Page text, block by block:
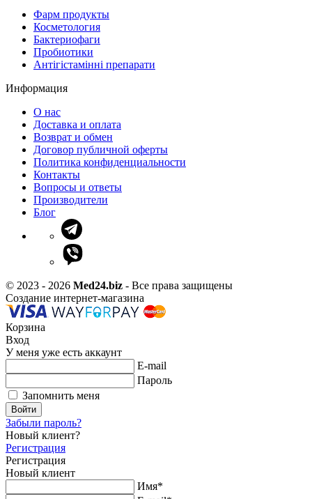
Фарм продукты
Косметология
Бактериофаги
Пробиотики
Антігістамінні препарати
Информация
О нас
Доставка и оплата
Возврат и обмен
Договор публичной оферты
Политика конфиденциальности
Контакты
Вопросы и ответы
Производители
Блог
© 2023 - 2026 Med24.biz - Все права защищены
Создание интернет-магазина
Корзина
Вход
У меня уже есть аккаунт
E-mail
Пароль
Запомнить меня
Войти
Забыли пароль?
Новый клиент?
Регистрация
Регистрация
Новый клиент
Имя*